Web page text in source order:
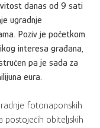
danas od 9 sati
ugradnje
Poziv je početkom
interesa građana,
pa je sada za
eura.
fotonaponskih
postojećih obiteljskih